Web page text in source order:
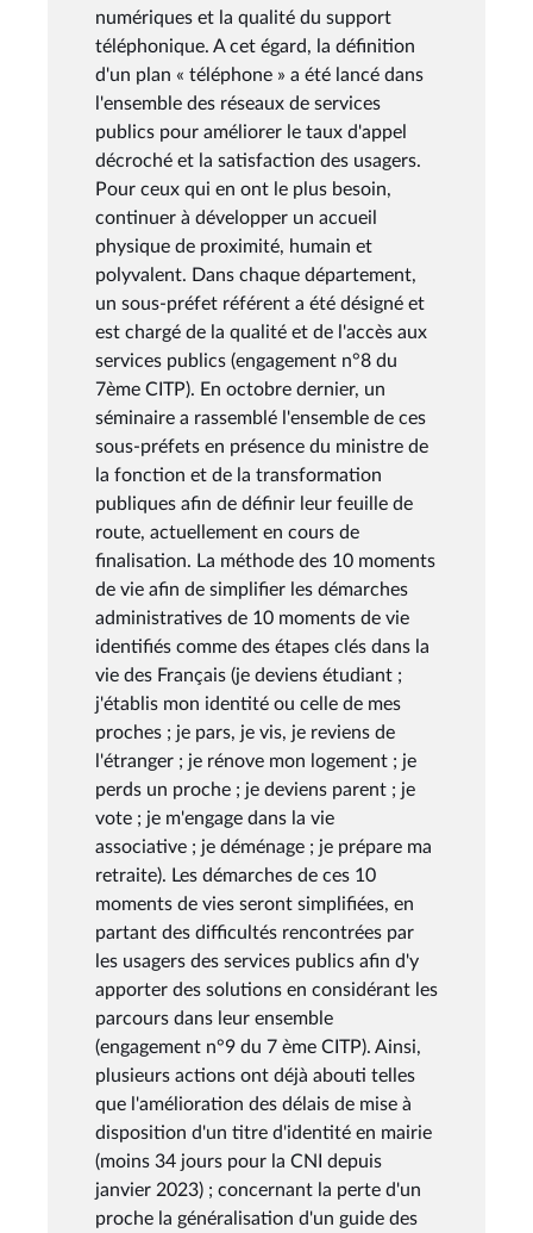
numériques et la qualité du support
téléphonique. A cet égard, la définition
d'un plan « téléphone » a été lancé dans
l'ensemble des réseaux de services
publics pour améliorer le taux d'appel
décroché et la satisfaction des usagers.
Pour ceux qui en ont le plus besoin,
continuer à développer un accueil
physique de proximité, humain et
polyvalent. Dans chaque département,
un sous-préfet référent a été désigné et
est chargé de la qualité et de l'accès aux
services publics (engagement n°8 du
7ème CITP). En octobre dernier, un
séminaire a rassemblé l'ensemble de ces
sous-préfets en présence du ministre de
la fonction et de la transformation
publiques afin de définir leur feuille de
route, actuellement en cours de
finalisation. La méthode des 10 moments
de vie afin de simplifier les démarches
administratives de 10 moments de vie
identifiés comme des étapes clés dans la
vie des Français (je deviens étudiant ;
j'établis mon identité ou celle de mes
proches ; je pars, je vis, je reviens de
l'étranger ; je rénove mon logement ; je
perds un proche ; je deviens parent ; je
vote ; je m'engage dans la vie
associative ; je déménage ; je prépare ma
retraite). Les démarches de ces 10
moments de vies seront simplifiées, en
partant des difficultés rencontrées par
les usagers des services publics afin d'y
apporter des solutions en considérant les
parcours dans leur ensemble
(engagement n°9 du 7 ème CITP). Ainsi,
plusieurs actions ont déjà abouti telles
que l'amélioration des délais de mise à
disposition d'un titre d'identité en mairie
(moins 34 jours pour la CNI depuis
janvier 2023) ; concernant la perte d'un
proche la généralisation d'un guide des